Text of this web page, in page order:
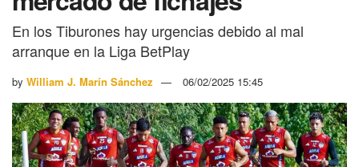
En los Tiburones hay urgencias debido al mal
arranque en la Liga BetPlay
by William J. Marín Sánchez 06/02/2025 15:45